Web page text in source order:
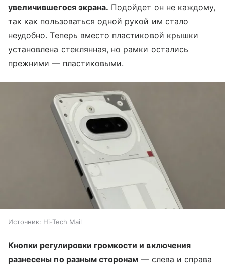
увеличившегося экрана. Подойдет он не каждому,
так как пользоваться одной рукой им стало
неудобно. Теперь вместо пластиковой крышки
установлена стеклянная, но рамки остались
прежними — пластиковыми.
Источник: Hi-Tech Mail
Кнопки регулировки громкости и включения
разнесены по разным сторонам — слева и справа